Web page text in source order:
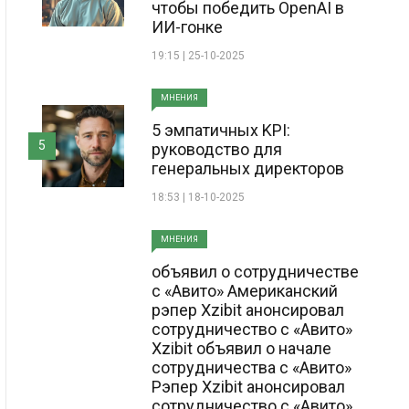
чтобы победить OpenAI в
ИИ-гонке
19:15 | 25-10-2025
МНЕНИЯ
5 эмпатичных KPI:
руководство для
генеральных директоров
18:53 | 18-10-2025
5
МНЕНИЯ
объявил о сотрудничестве
с «Авито» Американский
рэпер Xzibit анонсировал
сотрудничество с «Авито»
Xzibit объявил о начале
сотрудничества с «Авито»
Рэпер Xzibit анонсировал